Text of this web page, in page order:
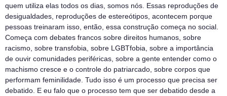
quem utiliza elas todos os dias, somos nós. Essas reproduções de
desigualdades, reproduções de estereótipos, acontecem porque
pessoas treinaram isso, então, essa construção começa no social.
Começa com debates francos sobre direitos humanos, sobre
racismo, sobre transfobia, sobre LGBTfobia, sobre a importância
de ouvir comunidades periféricas, sobre a gente entender como o
machismo cresce e o controle do patriarcado, sobre corpos que
performam feminilidade. Tudo isso é um processo que precisa ser
debatido. E eu falo que o processo tem que ser debatido desde a